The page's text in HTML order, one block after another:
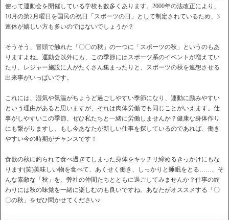
使って運動会を開催している学校も数多くあります。2000年の法改正により、
10月の第2月曜日を国民の祝日「スポーツの日」として制定されているため、3
連休が嬉しい方も多いのではないでしょうか？
そうそう、冒頭で触れた「〇〇の秋」の一つに「スポーツの秋」というのもあ
りますよね。運動会以外にも、この季節にはスポーツ系のイベントが増えてい
たり、レジャー施設に人がたくさん集まったりと、スポーツの秋を連想させる
出来事がいっぱいです。
これには、湿気や気温がちょうど過ごしやすい季節になり、運動に励みやすい
という理由があると思いますが、それは肉体労働でも同じことがいえます。仕
事がしやすいこの季節、ぜひ私たちと一緒に労働しませんか？健康な身体作り
にも繋がりますし、もし今あなたが新しい仕事を探しているのであれば、働き
やすい今の時期がチャンスです！
食欲の秋に釣られて食べ過ぎてしまった身体をキッチリ締めるきっかけにもな
ります(笑)美味しい物を食べて、あくせく働き、しっかりと睡眠をとる……、そ
んな素敵な「秋」を、弊社の仲間たちとともに過ごしてみませんか？仕事の終
わりには秋の味覚を一緒に楽しむのも良いですね。あなたがオススメする「〇
〇の秋」をぜひ聞かせてください♪